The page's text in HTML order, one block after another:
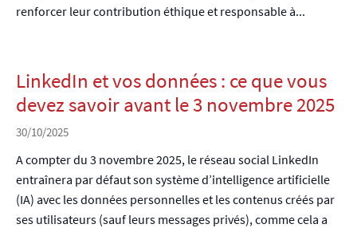
renforcer leur contribution éthique et responsable à...
LinkedIn et vos données : ce que vous
devez savoir avant le 3 novembre 2025
30/10/2025
A compter du 3 novembre 2025, le réseau social LinkedIn
entraînera par défaut son système d’intelligence artificielle
(IA) avec les données personnelles et les contenus créés par
ses utilisateurs (sauf leurs messages privés), comme cela a